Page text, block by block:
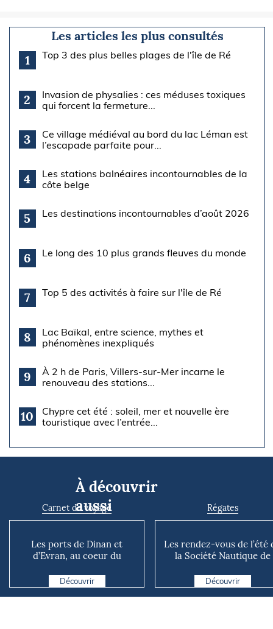
Les articles les plus consultés
1
Top 3 des plus belles plages de l'île de Ré
2
Invasion de physalies : ces méduses toxiques
qui forcent la fermeture...
3
Ce village médiéval au bord du lac Léman est
l’escapade parfaite pour...
4
Les stations balnéaires incontournables de la
côte belge
5 Les destinations incontournables d’août 2026
6 Le long des 10 plus grands fleuves du monde
7 Top 5 des activités à faire sur l'île de Ré
8
Lac Baïkal, entre science, mythes et
phénomènes inexpliqués
9
À 2 h de Paris, Villers-sur-Mer incarne le
renouveau des stations...
10
Chypre cet été : soleil, mer et nouvelle ère
touristique avec l’entrée...
À découvrir
aussi
Carnet de voyage
Les ports de Dinan et
d’Evran, au coeur du
Découvrir
Régates
Les rendez-vous de l’été
la Société Nautique de
Découvrir